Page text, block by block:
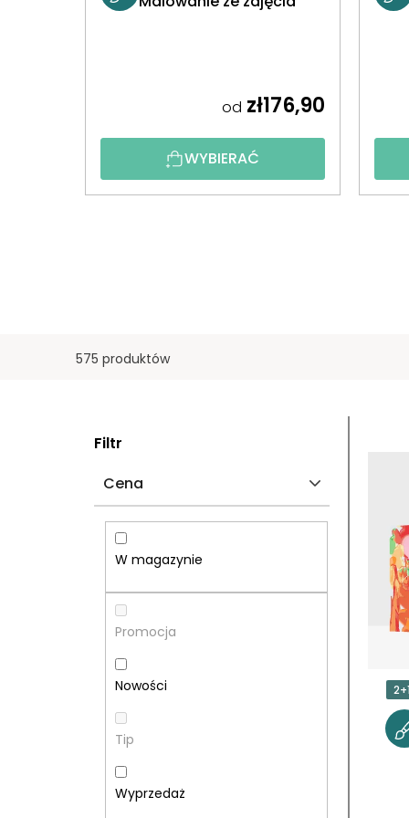
od zł176,90
WYBIERAĆ
575 produktów
Filtr
Cena
W magazynie
Promocja
Nowości
Tip
Wyprzedaż